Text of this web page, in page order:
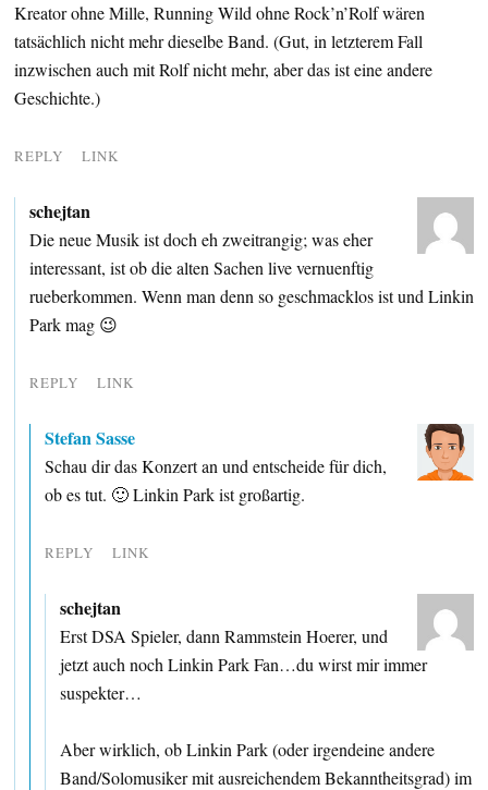
Kreator ohne Mille, Running Wild ohne Rock’n’Rolf wären
tatsächlich nicht mehr dieselbe Band. (Gut, in letzterem Fall
inzwischen auch mit Rolf nicht mehr, aber das ist eine andere
Geschichte.)
REPLY LINK
schejtan
Die neue Musik ist doch eh zweitrangig; was eher
interessant, ist ob die alten Sachen live vernuenftig
rueberkommen. Wenn man denn so geschmacklos ist und Linkin
Park mag 😉
REPLY LINK
Stefan Sasse
Schau dir das Konzert an und entscheide für dich,
ob es tut. 🙂 Linkin Park ist großartig.
REPLY LINK
schejtan
Erst DSA Spieler, dann Rammstein Hoerer, und
jetzt auch noch Linkin Park Fan…du wirst mir immer
suspekter…
Aber wirklich, ob Linkin Park (oder irgendeine andere
Band/Solomusiker mit ausreichendem Bekanntheitsgrad) im